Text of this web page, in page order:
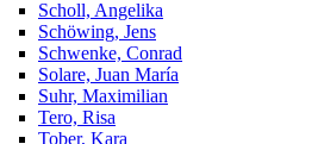
Scholl, Angelika
Schöwing, Jens
Schwenke, Conrad
Solare, Juan María
Suhr, Maximilian
Tero, Risa
Tober, Kara